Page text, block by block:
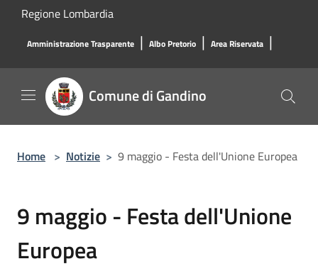
Salta al contenuto principale
Regione Lombardia
Amministrazione Trasparente | Albo Pretorio | Area Riservata |
Comune di Gandino
Home > Notizie > 9 maggio - Festa dell'Unione Europea
9 maggio - Festa dell'Unione
Europea